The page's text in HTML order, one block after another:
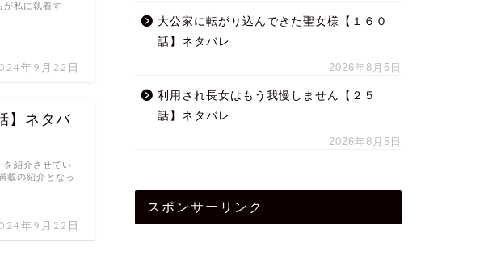
年9月22日
が私に執着す
】ネタバ
年9月22日
を紹介させてい
載の紹介となっ
大公家に転がり込んできた聖女様【１６０
話】ネタバレ
2026年8月5日
利用され長女はもう我慢しません【２５
話】ネタバレ
2026年8月5日
スポンサーリンク